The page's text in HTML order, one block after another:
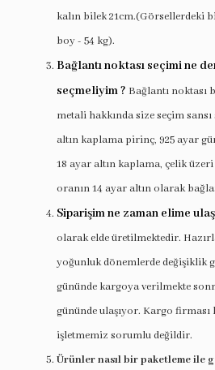
kalın bilek 21cm.(Görsellerdeki
boy - 54 kg).
Bağlantı noktası seçimi ne
seçmeliyim ? Bağlantı noktası
metali hakkında size seçim
altın kaplama pirinç, 925 ayar
18 ayar altın kaplama, çelik
oranın 14 ayar altın olarak
Siparişim ne zaman elime
olarak elde üretilmektedir.
yoğunluk dönemlerde değişiklik
gününde kargoya verilmekte
gününde ulaşıyor. Kargo firması
işletmemiz sorumlu değildir.
Ürünler nasıl bir paketleme ile